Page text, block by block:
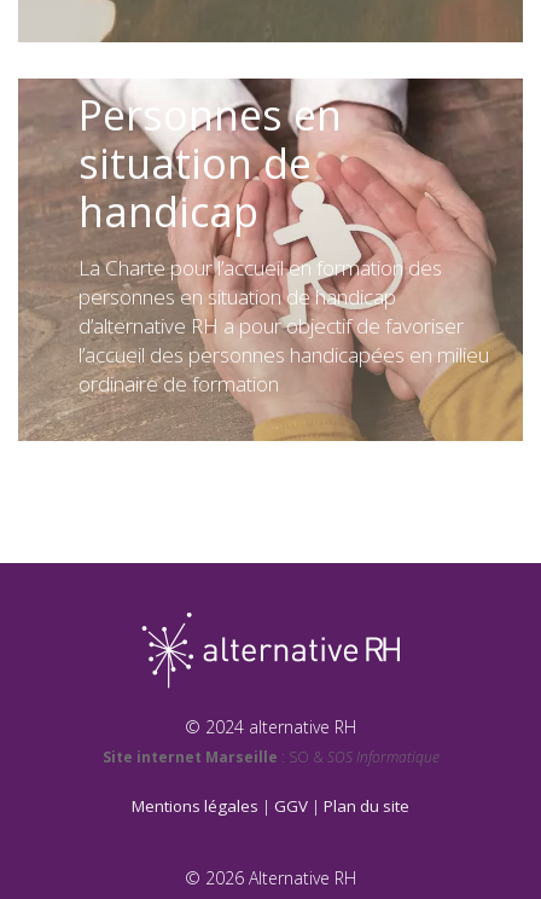
Personnes en
situation de
handicap
La Charte pour l’accueil en formation des
personnes en situation de handicap
d’alternative RH a pour objectif de favoriser
l’accueil des personnes handicapées en milieu
ordinaire de formation
© 2024 alternative RH
Site internet Marseille : SO & SOS Informatique
Mentions légales | GGV | Plan du site
© 2026 Alternative RH